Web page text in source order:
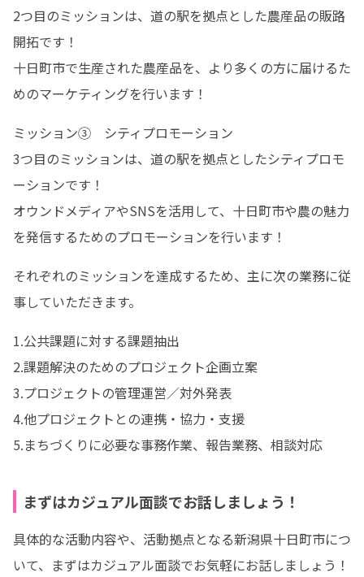
2つ目のミッションは、道の駅を拠点とした農産品の販路
開拓です！
十日町市で生産された農産品を、より多くの方に届けるた
めのマーケティングを行います！
ミッション③　シティプロモーション
3つ目のミッションは、道の駅を拠点としたシティプロモ
ーションです！
オウンドメディアやSNSを活用して、十日町市や農の魅力
を発信するためのプロモーションを行います！
それぞれのミッションを達成するため、主に次の業務に従
事していただきます。
1.公共課題に対する課題抽出
2.課題解決のためのプロジェクト企画立案
3.プロジェクトの管理運営／対外発表
4.他プロジェクトとの連携・協力・支援
5.まちづくりに必要な事務作業、報告業務、相談対応
まずはカジュアル面談でお話しましょう！
具体的な活動内容や、活動拠点となる新潟県十日町市につ
いて、まずはカジュアル面談でお気軽にお話しましょう！